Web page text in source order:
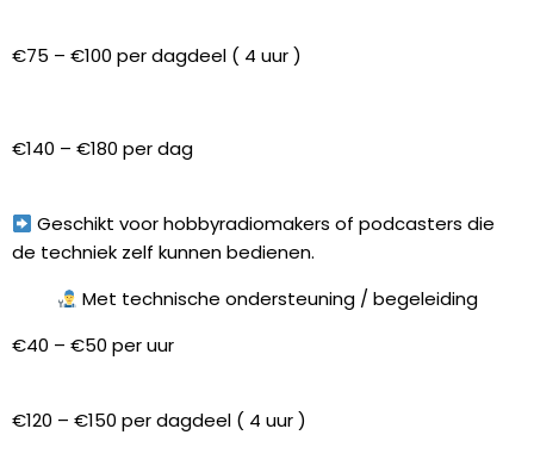
€75 – €100 per dagdeel ( 4 uur )
€140 – €180 per dag
Geschikt voor hobbyradiomakers of podcasters die
de techniek zelf kunnen bedienen.
Met technische ondersteuning / begeleiding
€40 – €50 per uur
€120 – €150 per dagdeel ( 4 uur )